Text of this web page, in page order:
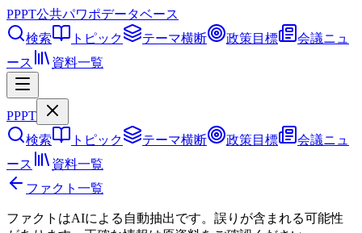
PPPT公共パワポデータベース
検索
トピック テーマ横断 政策目標
会議ニュ
ース
資料一覧
PPPT
検索
トピック テーマ横断 政策目標
会議ニュ
ース
資料一覧
ファクト一覧
ファクトはAIによる自動抽出です。誤りが含まれる可能性